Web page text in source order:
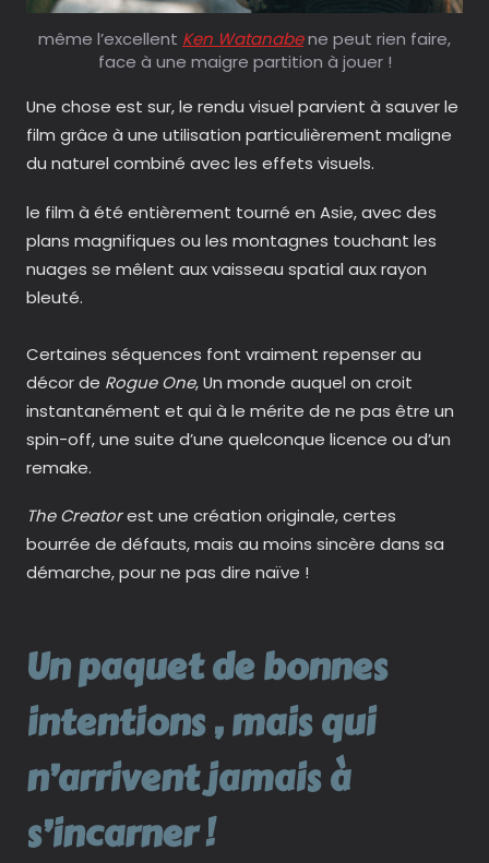
même l’excellent Ken Watanabene peut rien faire,
face à une maigre partition à jouer !
Une chose est sur, le rendu visuel parvient à sauver le
film grâce à une utilisation particulièrement maligne
du naturel combiné avec les effets visuels.
le film à été entièrement tourné en Asie, avec des
plans magnifiques ou les montagnes touchant les
nuages se mêlent aux vaisseau spatial aux rayon
bleuté.
Certaines séquences font vraiment repenser au
décor de Rogue One, Un monde auquel on croit
instantanément et qui à le mérite de ne pas être un
spin-off, une suite d’une quelconque licence ou d’un
remake.
The Creatorest une création originale, certes
bourrée de défauts, mais au moins sincère dans sa
démarche, pour ne pas dire naïve !
Un paquet de bonnes
intentions , mais qui
n’arrivent jamais à
s’incarner !